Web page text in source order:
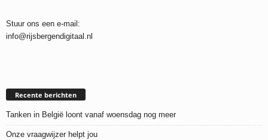
Stuur ons een e-mail:
info@rijsbergendigitaal.nl
Recente berichten
Tanken in België loont vanaf woensdag nog meer
Onze vraagwijzer helpt jou